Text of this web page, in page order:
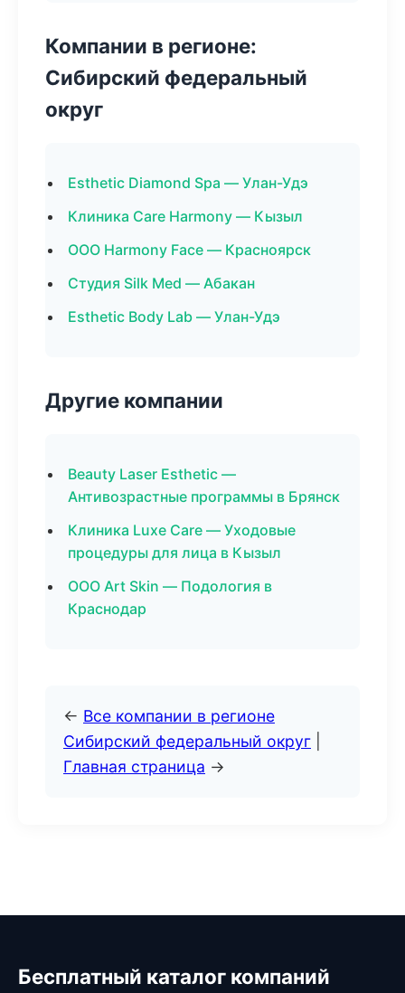
Компании в регионе:
Сибирский федеральный
округ
Esthetic Diamond Spa — Улан-Удэ
Клиника Care Harmony — Кызыл
ООО Harmony Face — Красноярск
Студия Silk Med — Абакан
Esthetic Body Lab — Улан-Удэ
Другие компании
Beauty Laser Esthetic —
Антивозрастные программы в Брянск
Клиника Luxe Care — Уходовые
процедуры для лица в Кызыл
ООО Art Skin — Подология в
Краснодар
← Все компании в регионе
Сибирский федеральный округ
Главная страница →
Бесплатный каталог компаний